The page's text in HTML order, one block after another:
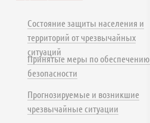
Состояние защиты населения и
территорий от чрезвычайных
ситуаций
Принятые меры по обеспечению
безопасности
Прогнозируемые и возникшие
чрезвычайные ситуации